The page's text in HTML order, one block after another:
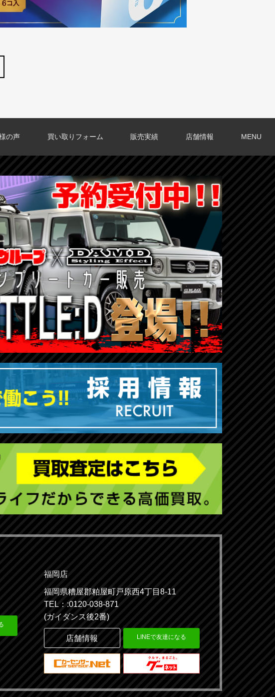
の声
ンサーTOKYO店の口コミ
センサー大阪店の口コミ
センサー福岡店の口コミ
ネットTOKYO店の口コミ
ネット福岡店の口コミ
買い取りフォーム 販売実績 店舗情報 MENU
福岡店
福岡県糟屋郡粕屋町戸原西4丁目8-11
TEL：:0120-038-871
(ガイダンス後2番)
店舗情報 LINEで友達になる